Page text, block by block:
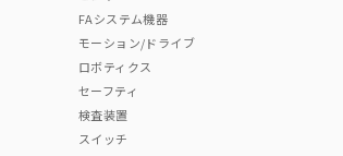
FAシステム機器
モーション/ドライブ
ロボティクス
セーフティ
検査装置
スイッチ